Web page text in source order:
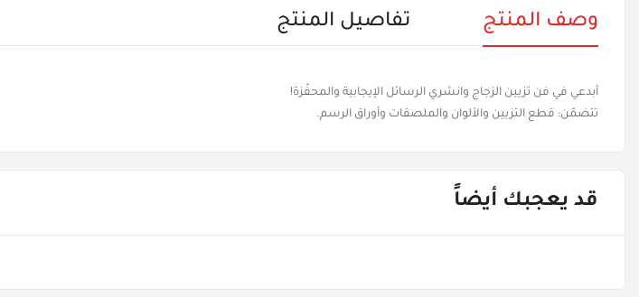
وصف المنتج تفاصيل المنتج
أبدعي في فن تزيين الزجاج وانشري الرسائل الإيجابية والمحفّزة!
تتضمّن: قطع التزيين والألوان والملصقات وأوراق الرسم.
قد يعجبك أيضاً